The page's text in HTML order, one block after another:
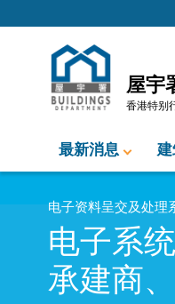
屋宇
香港特别
最新消息
电子资料呈交及处理
电子系
承建商